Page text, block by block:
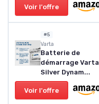
Voir l'offre
#5
‎Varta
Batterie de
démarrage Varta
Silver Dynam...
Voir l'offre